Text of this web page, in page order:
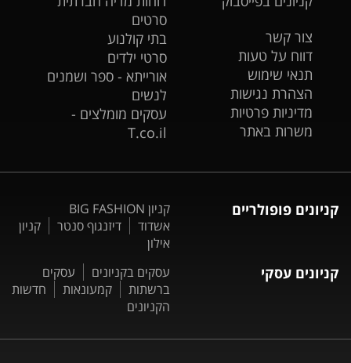
צור קשר
דווח על טעות
תנאי שימוש
הצהרת נגישות
מדיניות פרטיות
משרות באתר
סרטים
בתי קולנוע
סרטי ילדים
אורייתא - ספר ושמנים
לנשים
עסקים מומלצים -
T.co.il
קניונים פופולריים
קניון BIG FASHION
אשדוד
דיזנגוף סנטר
קניון
אילון
קניונים עסקי עסקים בקניונים
עסקים
ברשתות
קמעונאות
חדשות
הקניונים